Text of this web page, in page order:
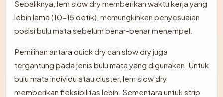
Sebaliknya, lem slow dry memberikan waktu kerja yang
lebih lama (10-15 detik), memungkinkan penyesuaian
posisi bulu mata sebelum benar-benar menempel.
Pemilihan antara quick dry dan slow dry juga
tergantung pada jenis bulu mata yang digunakan. Untuk
bulu mata individu atau cluster, lem slow dry
memberikan fleksibilitas lebih. Sementara untuk strip